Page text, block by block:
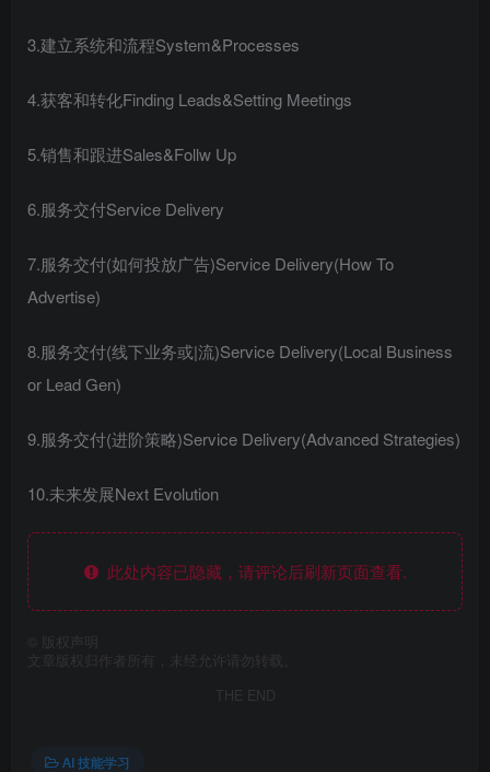
3.建立系统和流程System&Processes
4.获客和转化Finding Leads&Setting Meetings
5.销售和跟进Sales&Follw Up
6.服务交付Service Delivery
7.服务交付(如何投放广告)Service Delivery(How To
Advertise)
8.服务交付(线下业务或|流)Service Delivery(Local Business
or Lead Gen)
9.服务交付(进阶策略)Service Delivery(Advanced Strategies)
10.未来发展Next Evolution
此处内容已隐藏，请评论后刷新页面查看.
版权声明
文章版权归作者所有，未经允许请勿转载。
THE END
AI 技能学习